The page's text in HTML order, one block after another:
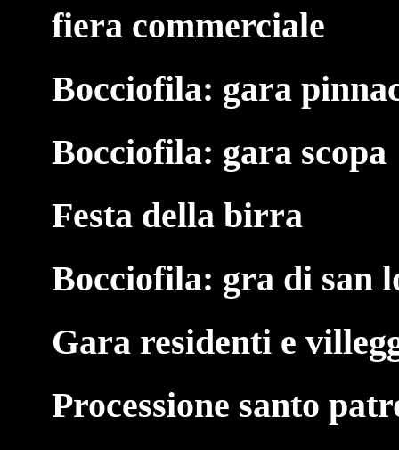
fiera commerciale
Bocciofila: gara
Bocciofila: gara scopa
Festa della birra
Bocciofila: gra di san
Gara residenti e
Processione santo